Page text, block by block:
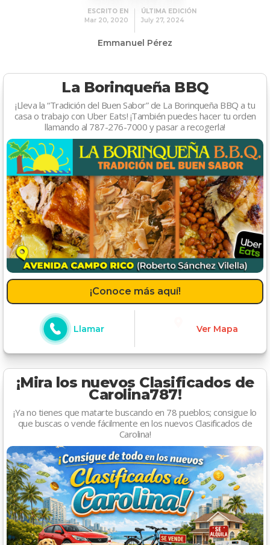
ESCRITO EN
Mar 20, 2020
ÚLTIMA EDICIÓN
July 27, 2024
Emmanuel Pérez
La Borinqueña BBQ
¡Lleva la “Tradición del Buen Sabor” de La Borinqueña BBQ a tu
casa o trabajo con Uber Eats! ¡También puedes hacer tu orden
llamando al 787-276-7000 y pasar a recogerla!
¡Conoce más aquí!
Llamar Ver Mapa
¡Mira los nuevos Clasificados de
Carolina787!
¡Ya no tienes que matarte buscando en 78 pueblos; consigue lo
que buscas o vende fácilmente en los nuevos Clasificados de
Carolina!